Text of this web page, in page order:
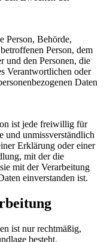
Person, Behörde,
Person, dem
und den Personen, die
Verantwortlichen oder
Daten
ist jede freiwillig für
und unmissverständlich
Erklärung oder einer
mit der die
mit der Verarbeitung
einverstanden ist.
ist nur rechtmäßig,
besteht.